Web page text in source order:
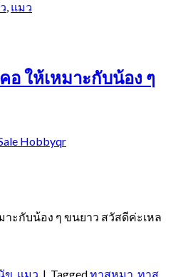
, แมว
อ ให้เหมาะกับน้อง ๆ
Hobbyqr
าะกับน้อง ๆ ขนยาว สวัสดีค่ะเหล
ข แมว | Taggedทาสหมา ทาส